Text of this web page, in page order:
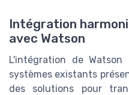
Intégration
avec Watson
L'intégration de
systèmes existants
des solutions pour